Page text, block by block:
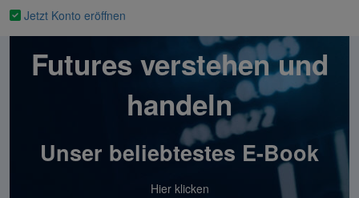
Jetzt Konto eröffnen
Futures verstehen und
handeln
Unser beliebtestes E-Book
Hier klicken